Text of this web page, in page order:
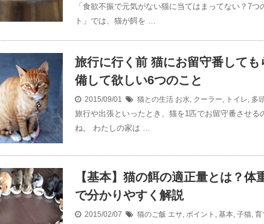
「食欲不振で元気がない猫に当てはまってない？7つ
ト」では、猫が餌を …
旅行に行く前 猫にお留守番しても
備して欲しい6つのこと
2015/09/01 猫との生活 お水, クーラー, トイレ, 多
旅行や出張といったとき、猫を1匹でお留守番させる
ね。 わたしの家は …
【基本】猫の餌の適正量とは？体
で分かりやすく解説
2015/02/07 猫のご飯 エサ, ポイント , 基本, 子猫, 育